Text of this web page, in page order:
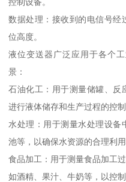
控制设备。
数据处理：接收到的电信号经
位高度。
液位变送器广泛应用于各个
景：
石油化工：用于测量储罐、反
进行液体储存和生产过程的控制
水处理：用于测量水处理设备
池等，以确保水资源的合理利用
食品加工：用于测量食品加工
如酒精、果汁、牛奶等，以控